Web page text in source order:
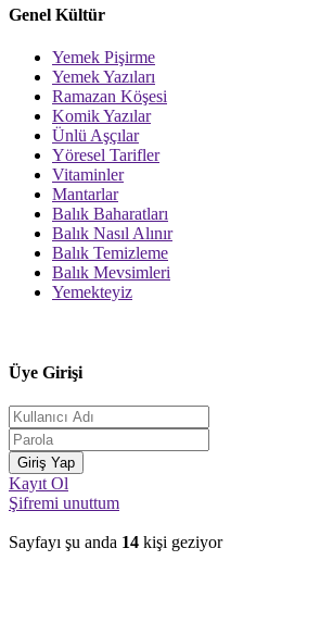
Genel Kültür
Yemek Pişirme
Yemek Yazıları
Ramazan Köşesi
Komik Yazılar
Ünlü Aşçılar
Yöresel Tarifler
Vitaminler
Mantarlar
Balık Baharatları
Balık Nasıl Alınır
Balık Temizleme
Balık Mevsimleri
Yemekteyiz
Üye Girişi
Kayıt Ol
Şifremi unuttum
Sayfayı şu anda 14 kişi geziyor